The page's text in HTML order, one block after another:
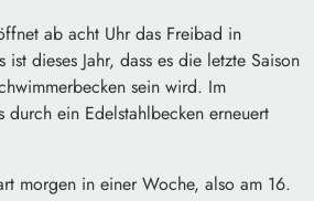
ab acht Uhr das Freibad in
ist dieses Jahr, dass es die letzte Saison
sein wird. Im
ein Edelstahlbecken erneuert
morgen in einer Woche, also am 16.